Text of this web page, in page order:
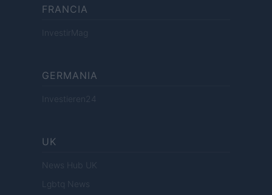
FRANCIA
InvestirMag
GERMANIA
Investieren24
UK
News Hub UK
Lgbtq News